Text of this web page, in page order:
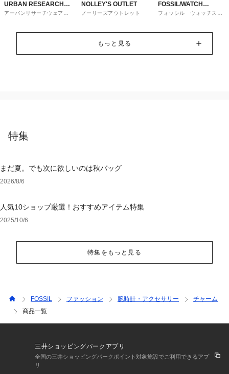
URBAN RESEARCH
ware house
アーバンリサーチウェアハ
NOLLEY'S OUTLET
ノーリーズアウトレット
FOSSIL/WATCH
STATION
フォッシル ウォッチステ
もっと見る
特集
まだ夏。でも次に欲しいのは秋バッグ
2026/8/6
人気10ショップ厳選！おすすめアイテム特集
2025/10/6
特集をもっと見る
FOSSIL ファッション 腕時計・アクセサリー
チャーム
商品一覧
三井ショッピングパークアプリ
全国の三井ショッピングパークポイント対象施設でご利用できるアプ
リ